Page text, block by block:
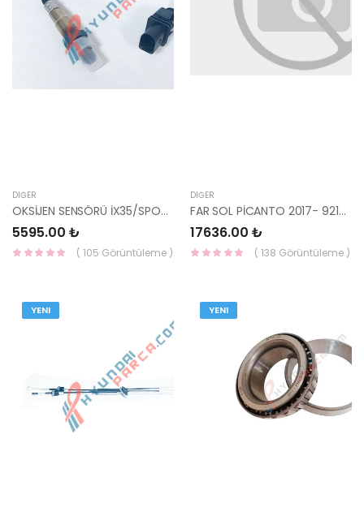
DIĞER
OKSİJEN SENSÖRÜ İX35/SPORTAGE/SANTAFE 39350-2A410-MOBİS
5595.00 ₺
( 105 Görüntüleme )
DIĞER
FAR SOL PİCANTO 2017- 92101-G6000 TYC
17636.00 ₺
( 138 Görüntüleme )
YENI YENI